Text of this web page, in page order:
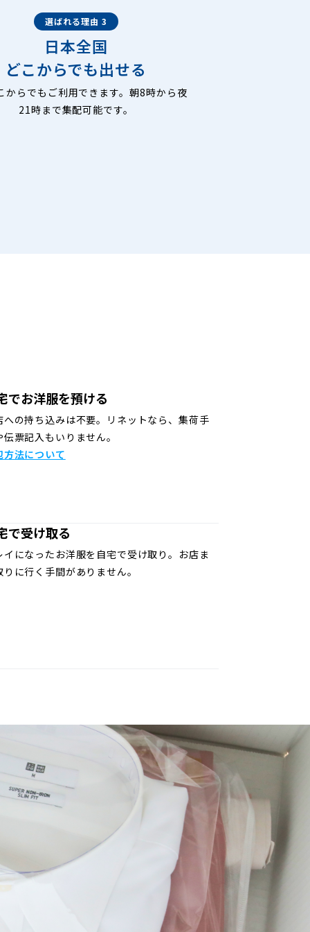
選ばれる理由 3
日本全国
どこからでも出せる
からでもご利用できます。朝8時から夜
21時まで集配可能です。
でお洋服を預ける
への持ち込みは不要。リネットなら、集荷手
伝票記入もいりません。
方法について
で受け取る
イになったお洋服を自宅で受け取り。お店ま
りに行く手間がありません。